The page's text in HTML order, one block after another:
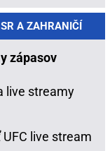
A ZAHRANIČÍ
zápasov
live streamy
live stream